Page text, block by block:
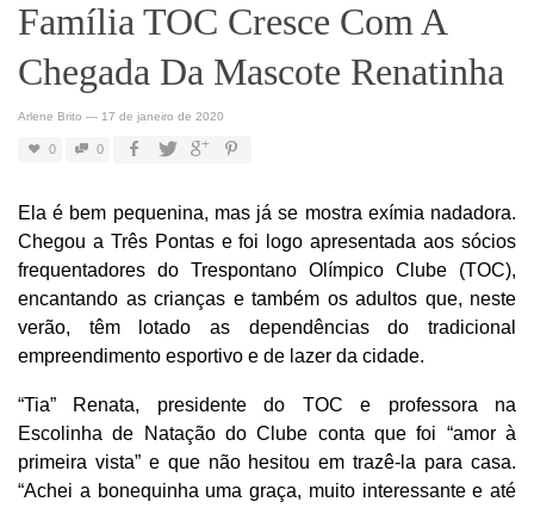
Família TOC Cresce Com A
Chegada Da Mascote Renatinha
Arlene Brito — 17 de janeiro de 2020
0 0
Ela é bem pequenina, mas já se mostra exímia nadadora.
Chegou a Três Pontas e foi logo apresentada aos sócios
frequentadores do Trespontano Olímpico Clube (TOC),
encantando as crianças e também os adultos que, neste
verão, têm lotado as dependências do tradicional
empreendimento esportivo e de lazer da cidade.
“Tia” Renata, presidente do TOC e professora na
Escolinha de Natação do Clube conta que foi “amor à
primeira vista” e que não hesitou em trazê-la para casa.
“Achei a bonequinha uma graça, muito interessante e até